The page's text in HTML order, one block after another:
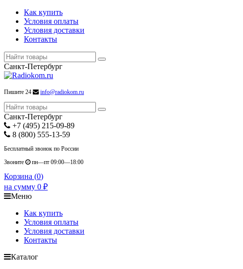
Как купить
Условия оплаты
Условия доставки
Контакты
Санкт-Петербург
Пишите 24 info@radiokom.ru
Санкт-Петербург
+7 (495) 215-09-89
8 (800) 555-13-59
Бесплатный звонок по России
Звоните
пн—пт 09:00—18:00
Корзина (0)
на сумму 0 ₽
Меню
Как купить
Условия оплаты
Условия доставки
Контакты
Каталог